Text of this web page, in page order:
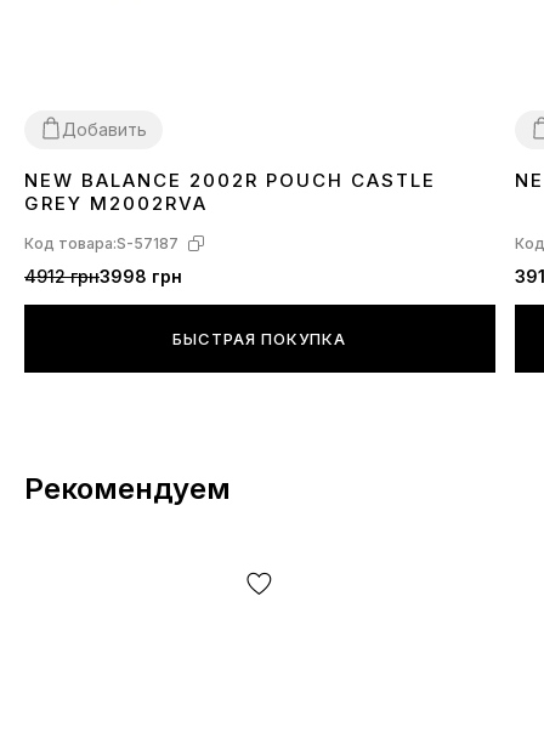
Добавить
4041 42434445
NEW BALANCE 2002R POUCH CASTLE
GREY M2002RVA
Код товара:S-57187
4912 грн3998 грн
БЫСТРАЯ ПОКУПКА
Рекомендуем